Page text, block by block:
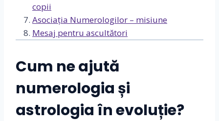
copii
Asociația Numerologilor – misiune
Mesaj pentru ascultători
Cum ne ajută
numerologia și
astrologia în evoluție?